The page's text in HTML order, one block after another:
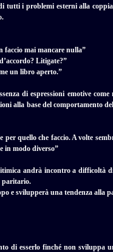
tutti i problemi esterni alla
faccio mai mancare nulla”
Litigate?”
un libro aperto.”
di espressioni emotive come
alla base del comportamento
quello che faccio. A volte
in modo diverso”
andrà incontro a difficoltà
paritario.
e svilupperà una tendenza alla
di esserlo finché non sviluppa